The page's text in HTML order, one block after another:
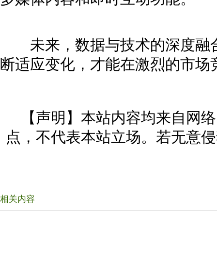
未来，数据与技术的深度融
断适应变化，才能在激烈的市场
【声明】本站内容均来自网
点，不代表本站立场。若无意
相关内容